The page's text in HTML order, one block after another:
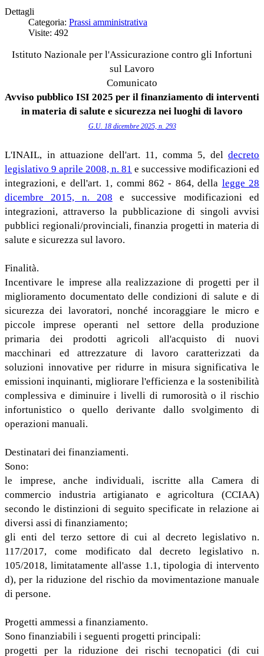
Dettagli
Categoria: Prassi amministrativa
Visite: 492
Istituto Nazionale per l'Assicurazione contro gli Infortuni
sul Lavoro
Comunicato
Avviso pubblico ISI 2025 per il finanziamento di interventi
in materia di salute e sicurezza nei luoghi di lavoro
G.U. 18 dicembre 2025, n. 293
L'INAIL, in attuazione dell'art. 11, comma 5, del decreto
legislativo 9 aprile 2008, n. 81 e successive modificazioni ed
integrazioni, e dell'art. 1, commi 862 - 864, della legge 28
dicembre 2015, n. 208 e successive modificazioni ed
integrazioni, attraverso la pubblicazione di singoli avvisi
pubblici regionali/provinciali, finanzia progetti in materia di
salute e sicurezza sul lavoro.
Finalità.
Incentivare le imprese alla realizzazione di progetti per il
miglioramento documentato delle condizioni di salute e di
sicurezza dei lavoratori, nonché incoraggiare le micro e
piccole imprese operanti nel settore della produzione
primaria dei prodotti agricoli all'acquisto di nuovi
macchinari ed attrezzature di lavoro caratterizzati da
soluzioni innovative per ridurre in misura significativa le
emissioni inquinanti, migliorare l'efficienza e la sostenibilità
complessiva e diminuire i livelli di rumorosità o il rischio
infortunistico o quello derivante dallo svolgimento di
operazioni manuali.
Destinatari dei finanziamenti.
Sono:
le imprese, anche individuali, iscritte alla Camera di
commercio industria artigianato e agricoltura (CCIAA)
secondo le distinzioni di seguito specificate in relazione ai
diversi assi di finanziamento;
gli enti del terzo settore di cui al decreto legislativo n.
117/2017, come modificato dal decreto legislativo n.
105/2018, limitatamente all'asse 1.1, tipologia di intervento
d), per la riduzione del rischio da movimentazione manuale
di persone.
Progetti ammessi a finanziamento.
Sono finanziabili i seguenti progetti principali:
progetti per la riduzione dei rischi tecnopatici (di cui